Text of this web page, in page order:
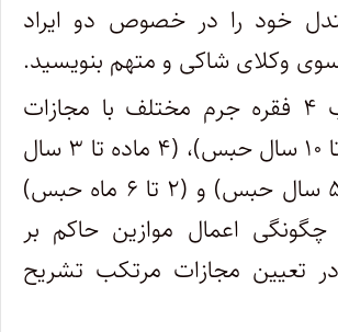
خود را در خصوص دو ایراد
وکلای شاکی و متهم بنویسید.
۲- فرد مرتکب ۴ فقره جرم مختلف با مجازات
های قانونی(۶ تا ۱۰ سال حبس)، (۴ ماده تا ۳ سال
حبس)، (۳ تا ۵ سال حبس) و (۲ تا ۶ ماه حبس)
اعمال موازین حاکم بر
تعیین مجازات مرتکب تشریح